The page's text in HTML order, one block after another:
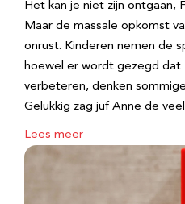
Het kan je niet zijn ontgaan,
Maar de massale opkomst
onrust. Kinderen nemen de
hoewel er wordt gezegd dat
verbeteren, denken
Gelukkig zag juf Anne de
Lees meer